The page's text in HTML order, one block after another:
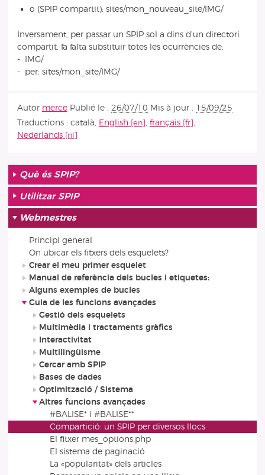
o (SPIP compartit): sites/mon_nouveau_site/IMG/
Inversament, per passar un SPIP sol a dins d’un directori
compartit, fa falta substituir totes les ocurrències de:
- IMG/
- per: sites/mon_site/IMG/
Autor merce Publié le : 26/07/10 Mis à jour : 15/09/25
Traductions : català, English , français
,
Nederlands
Què és SPIP?
Utilitzar SPIP
Webmestres
Principi general
On ubicar els fitxers dels esquelets?
Crear el meu primer esquelet
Manual de referència dels bucles i etiquetes:
Alguns exemples de bucles
Guia de les funcions avançades
Gestió dels esquelets
Multimèdia i tractaments gràfics
Interactivitat
Multilingüisme
Cercar amb SPIP
Bases de dades
Optimització / Sistema
Altres funcions avançades
#BALISE* i #BALISE**
Compartició: un SPIP per diversos llocs
El fitxer mes_options.php
El sistema de paginació
La «popularitat» dels articles